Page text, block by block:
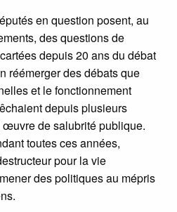
en question posent, au
des questions de
depuis 20 ans du débat
réémerger des débats que
et le fonctionnement
depuis plusieurs
de salubrité publique.
toutes ces années,
pour la vie
des politiques au mépris